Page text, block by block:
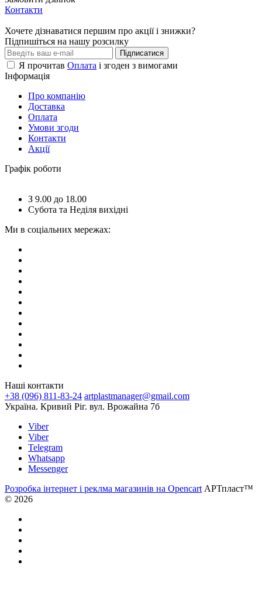
Контакти
Хочете дізнаватися першим про акції і знижки?
Підпишіться на нашу розсилку
Підписатися
Я прочитав Оплата і згоден з вимогами
Інформація
Про компанію
Доставка
Оплата
Умови згоди
Контакти
Акції
Графік роботи
З 9.00 до 18.00
Субота та Неділя вихідні
Ми в соціальних мережах:
Наші контакти
+38 (096) 811-83-24 artplastmanager@gmail.com
Україна. Кривий Ріг. вул. Врожайна 7б
Viber
Viber
Telegram
Whatsapp
Messenger
Розробка інтернет і реклма магазинів на Opencart АРТпласт™
© 2026